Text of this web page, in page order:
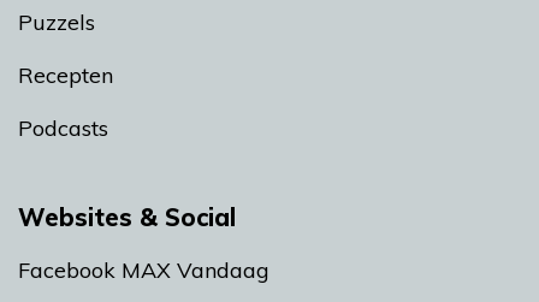
Puzzels
Recepten
Podcasts
Websites & Social
Facebook MAX Vandaag